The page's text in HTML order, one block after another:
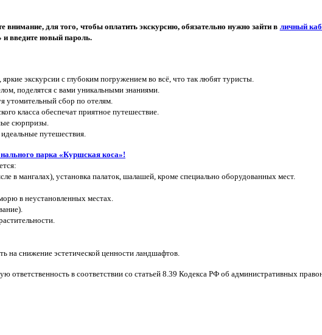
внимание, для того, чтобы оплатить экскурсию, обязательно нужно зайти в личный
и введите новый пароль.
яркие экскурсии с глубоким погружением во всё, что так любят туристы.
поделятся с вами уникальными знаниями.
утомительный сбор по отелям.
класса обеспечат приятное путешествие.
сюрпризы.
путешествия.
парка «Куршская коса»!
в мангалах), установка палаток, шалашей, кроме специально оборудованных мест.
в неустановленных местах.
на снижение эстетической ценности ландшафтов.
ответственность в соответствии со статьей 8.39 Кодекса РФ об административных